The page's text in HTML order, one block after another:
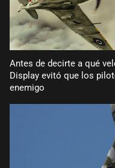
Antes de decirte a qué
Display evitó que los
enemigo